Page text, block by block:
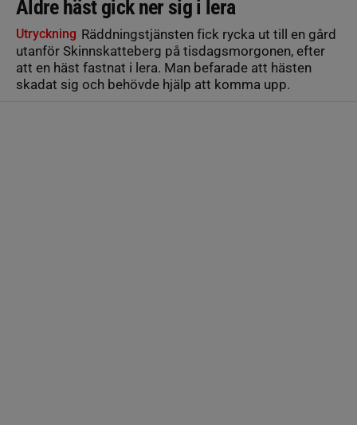
Äldre häst gick ner sig i lera
Utryckning Räddningstjänsten fick rycka ut till en gård
utanför Skinnskatteberg på tisdagsmorgonen, efter
att en häst fastnat i lera. Man befarade att hästen
skadat sig och behövde hjälp att komma upp.